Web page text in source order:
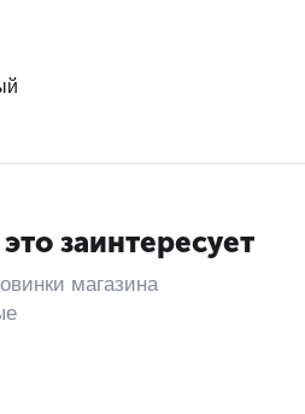
заинтересует
магазина